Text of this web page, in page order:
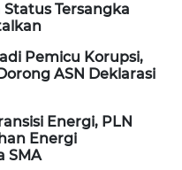
Tersangka
Pemicu Korupsi,
ASN Deklarasi
Energi, PLN
Energi
SMA